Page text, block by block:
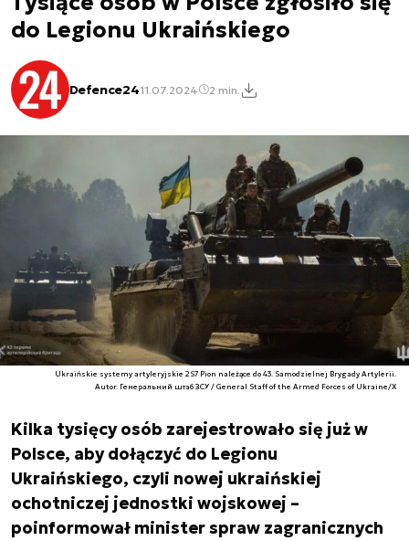
do Legionu Ukraińskiego
Defence2411.07.2024 2 min.
Ukraińskie systemy artyleryjskie 2S7 Pion należące do 43. Samodzielnej Brygady Artylerii.
Autor. Генеральний штаб ЗСУ / General Staff of the Armed Forces of Ukraine/X
Kilka tysięcy osób zarejestrowało się już w
Polsce, aby dołączyć do Legionu
Ukraińskiego, czyli nowej ukraińskiej
ochotniczej jednostki wojskowej –
poinformował minister spraw zagranicznych